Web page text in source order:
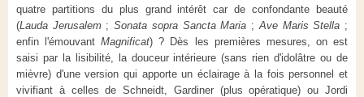
quatre partitions du plus grand intérêt car de confondante beauté
(Lauda Jerusalem;Sonata sopra Sancta Maria ; Ave Maris Stella ;
enfin l'émouvantMagnificat) ? Dès les premières mesures, on est
saisi par la lisibilité, la douceur intérieure (sans rien d'idolâtre ou de
mièvre) d'une version qui apporte un éclairage à la fois personnel et
vivifiant à celles de Schneidt, Gardiner (plus opératique) ou Jordi